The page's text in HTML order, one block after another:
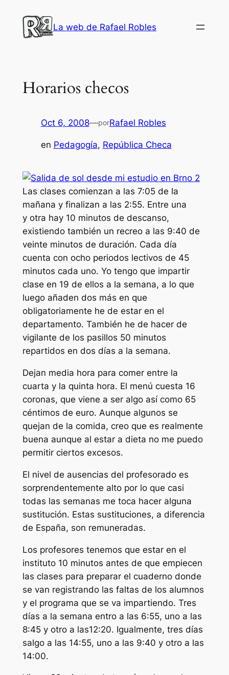
contenido
La web de Rafael Robles
Horarios checos
Oct 6, 2008—porRafael Robles
en Pedagogía, República Checa
Las clases comienzan a las 7:05 de la
mañana y finalizan a las 2:55. Entre una
y otra hay 10 minutos de descanso,
existiendo también un recreo a las 9:40 de
veinte minutos de duración. Cada día
cuenta con ocho periodos lectivos de 45
minutos cada uno. Yo tengo que impartir
clase en 19 de ellos a la semana, a lo que
luego añaden dos más en que
obligatoriamente he de estar en el
departamento. También he de hacer de
vigilante de los pasillos 50 minutos
repartidos en dos días a la semana.
Dejan media hora para comer entre la
cuarta y la quinta hora. El menú cuesta 16
coronas, que viene a ser algo así como 65
céntimos de euro. Aunque algunos se
quejan de la comida, creo que es realmente
buena aunque al estar a dieta no me puedo
permitir ciertos excesos.
El nivel de ausencias del profesorado es
sorprendentemente alto por lo que casi
todas las semanas me toca hacer alguna
sustitución. Estas sustituciones, a diferencia
de España, son remuneradas.
Los profesores tenemos que estar en el
instituto 10 minutos antes de que empiecen
las clases para preparar el cuaderno donde
se van registrando las faltas de los alumnos
y el programa que se va impartiendo. Tres
días a la semana entro a las 6:55, uno a las
8:45 y otro a las12:20. Igualmente, tres días
salgo a las 14:55, uno a las 9:40 y otro a las
14:00.